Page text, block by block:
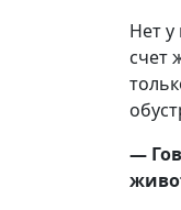
Нет у
счет
—